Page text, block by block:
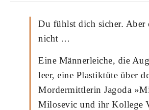
Du fühlst dich sicher. Aber
nicht …
Eine Männerleiche, die
leer, eine Plastiktüte über
Mordermittlerin Jagoda
Milosevic und ihr Kollege